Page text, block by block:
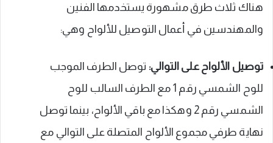
هناك ثلاث طرق مشهورة يستخدمها الفنين
والمهندسين في أعمال التوصيل للألواح وهي:
توصيل الألواح على التوالي: توصل الطرف الموجب
للوح الشمسي رقم 1 مع الطرف السالب للوح
الشمسي رقم 2 وهكذا مع باقي الألواح، بينما توصل
نهاية طرفي مجموع الألواح المتصلة على التوالي مع